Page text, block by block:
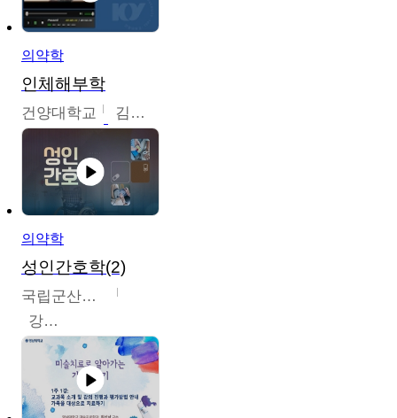
의약학
인체해부학
건양대학교 김철태
의약학
성인간호학(2)
국립군산대학교
강경아